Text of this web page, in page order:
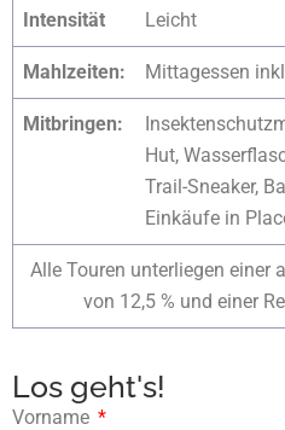
Intensität Leicht
Mahlzeiten: Mittagessen
Mitbringen:
Hut,
Trail-Sneaker,
Einkäufe in
Alle Touren unterliegen einer
von 12,5 % und einer
Los geht's!
Vorname